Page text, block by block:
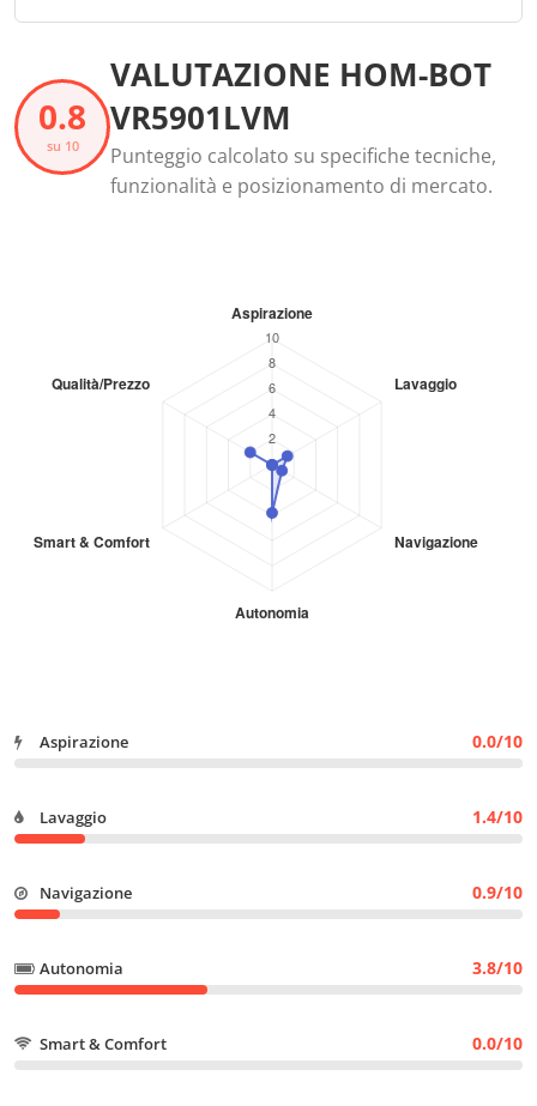
0.8
su 10
VALUTAZIONE HOM-BOT
VR5901LVM
Punteggio calcolato su specifiche tecniche,
funzionalità e posizionamento di mercato.
Aspirazione 0.0/10
Lavaggio 1.4/10
Navigazione 0.9/10
Autonomia 3.8/10
Smart & Comfort 0.0/10